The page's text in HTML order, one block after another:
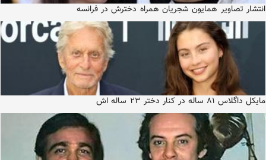
انتشار تصاویر همایون شجریان همراه دخترش در فرانسه
مایکل داگلاس ۸۱ ساله در کنار دختر ۲۳ ساله اش